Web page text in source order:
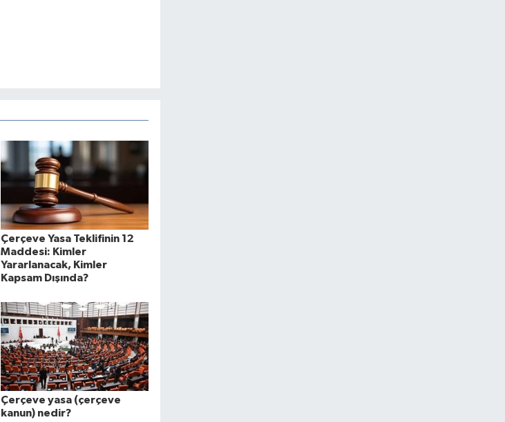
Çerçeve Yasa Teklifinin 12
Maddesi: Kimler
Yararlanacak, Kimler
Kapsam Dışında?
Çerçeve yasa (çerçeve
kanun) nedir?